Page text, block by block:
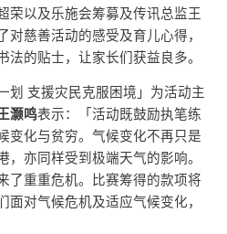
荣以及乐施会筹募及传讯总监王
对慈善活动的感受及育儿心得，
法的贴士，让家长们获益良多。
划 支援灾民克服困境」为活动主
灏鸣表示：「活动既鼓励执笔练
变化与贫穷。气候变化不再只是
，亦同样受到极端天气的影响。
了重重危机。比赛筹得的款项将
面对气候危机及适应气候变化，